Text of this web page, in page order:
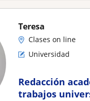
Teresa
Clases on line
Universidad
Redacción
trabajos